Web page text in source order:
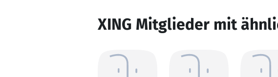
XING Mitglieder mit